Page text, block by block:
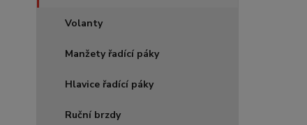
Volanty
Manžety řadící páky
Hlavice řadící páky
Ruční brzdy